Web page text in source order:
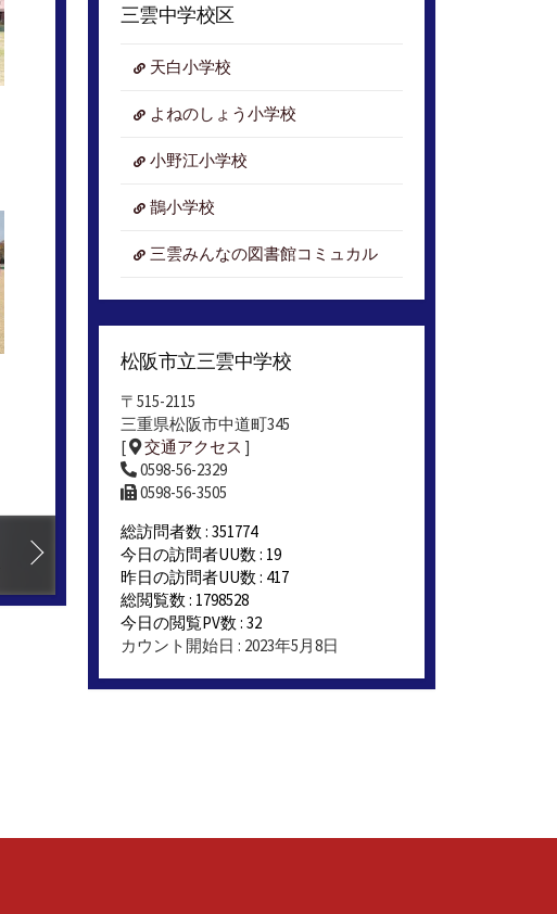
イ
三雲中学校区
天白小学校
よねのしょう小学校
小野江小学校
鵲小学校
三雲みんなの図書館コミュカル
松阪市立三雲中学校
〒515-2115
三重県松阪市中道町345
[
交通アクセス ]
0598-56-2329
0598-56-3505
総訪問者数 : 351774
今日の訪問者UU数 : 19
昨日の訪問者UU数 : 417
総閲覧数 : 1798528
今日の閲覧PV数 : 32
カウント開始日 : 2023年5月8日